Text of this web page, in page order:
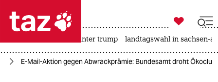
 taz zahl ich
taz zahl ich

taz zahl ich
usa unter trump landtagswahl in sachsen-
E-Mail-Aktion gegen Abwrackprämie: Bundesamt droht